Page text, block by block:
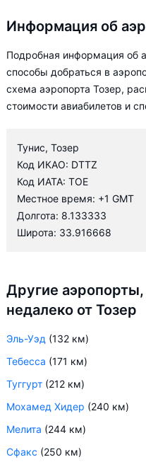
Информация об
Подробная информация об
способы добраться в
схема аэропорта Тозер,
стоимости авиабилетов и
Тунис, Тозер
Код ИКАО: DTTZ
Код ИАТА: TOE
Местное время: +1 GMT
Долгота: 8.133333
Широта: 33.916668
Другие
недалеко от Тозер
Эль-Уэд (132 км)
Тебесса (171 км)
Туггурт (212 км)
Мохамед Хидер (240 км)
Мелита (244 км)
Сфакс (250 км)